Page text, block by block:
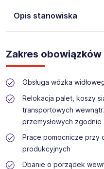
obudowy czy rozdzielnice.
specjalistyczne obudowy
rynku działamy już 1989
bogatym doświadczeniem i
kadrą pracowniczą. Wciąż
asortyment, by zapewnić
Gwarancją tego jest
zarządzania jakością ISO
Opis stanowiska
Zakres obowiązków
Obsługa wózka
Relokacja palet, koszy
transportowych
przemysłowych
Prace pomocnicze przy
produkcyjnych
Dbanie o porządek